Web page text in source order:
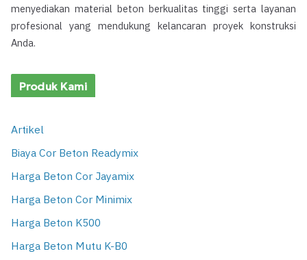
menyediakan material beton berkualitas tinggi serta layanan
profesional yang mendukung kelancaran proyek konstruksi
Anda.
Produk Kami
Artikel
Biaya Cor Beton Readymix
Harga Beton Cor Jayamix
Harga Beton Cor Minimix
Harga Beton K500
Harga Beton Mutu K-B0